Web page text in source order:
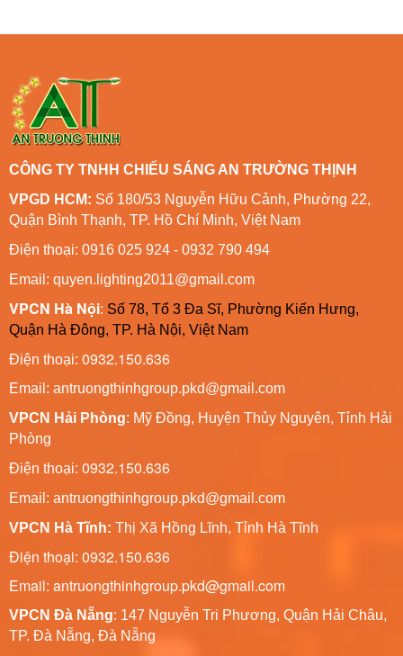
CÔNG TY TNHH CHIẾU SÁNG AN TRƯỜNG THỊNH
VPGD HCM: Số 180/53 Nguyễn Hữu Cảnh, Phường 22,
Quận Bình Thạnh, TP. Hồ Chí Minh, Việt Nam
Điện thoại: 0916 025 924 - 0932 790 494
Email: quyen.lighting2011@gmail.com
VPCN Hà Nội: Số 78, Tổ 3 Đa Sĩ, Phường Kiến Hưng,
Quận Hà Đông, TP. Hà Nội, Việt Nam
Điện thoại: 0932.150.636
Email: antruongthinhgroup.pkd@gmail.com
VPCN Hải Phòng: Mỹ Đồng, Huyện Thủy Nguyên, Tỉnh Hải
Phòng
Điện thoại: 0932.150.636
Email: antruongthinhgroup.pkd@gmail.com
VPCN Hà Tĩnh: Thị Xã Hồng Lĩnh, Tỉnh Hà Tĩnh
Điện thoại: 0932.150.636
Email: antruongthinhgroup.pkd@gmail.com
VPCN Đà Nẵng: 147 Nguyễn Tri Phương, Quận Hải Châu,
TP. Đà Nẵng, Đà Nẵng